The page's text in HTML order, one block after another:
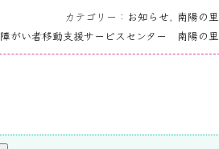
カテゴリー： お知らせ, 南陽の里
障がい者移動支援サービスセンター 南陽の里